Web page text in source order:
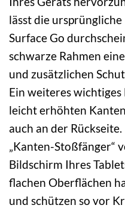
lässt die
Surface Go
schwarze Rahmen
und zusätzlichen
Ein weiteres
leicht erhöhten
auch an der
„Kanten-Stoßfänger“
Bildschirm Ihres
flachen Oberflächen
und schützen so vor